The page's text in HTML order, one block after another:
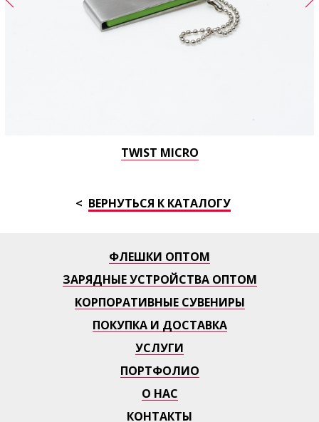
TWIST MICRO
ВЕРНУТЬСЯ К КАТАЛОГУ
ФЛЕШКИ ОПТОМ
ЗАРЯДНЫЕ УСТРОЙСТВА ОПТОМ
КОРПОРАТИВНЫЕ СУВЕНИРЫ
ПОКУПКА И ДОСТАВКА
УСЛУГИ
ПОРТФОЛИО
О НАС
КОНТАКТЫ